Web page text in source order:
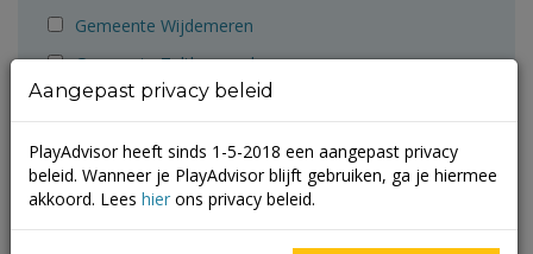
Gemeente Wijdemeren
Gemeente Zaltbommel
Krajicek Foundation
Monkey Town
Playadvisor
Aangepast privacy beleid
PlayAdvisor heeft sinds 1-5-2018 een aangepast privacy
beleid. Wanneer je PlayAdvisor blijft gebruiken, ga je hiermee
akkoord. Lees hier ons privacy beleid.